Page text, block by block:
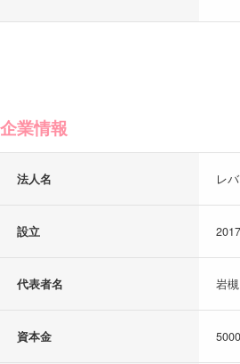
企業情報
法人名 レ
設立
代表者名 岩
資本金